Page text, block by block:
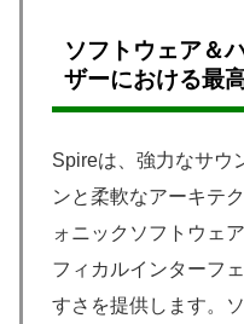
ソフトウェア＆
ザーにおける最
Spireは、強力なサウ
ンと柔軟なアーキテ
ォニックソフトウェ
フィカルインターフ
すさを提供します。